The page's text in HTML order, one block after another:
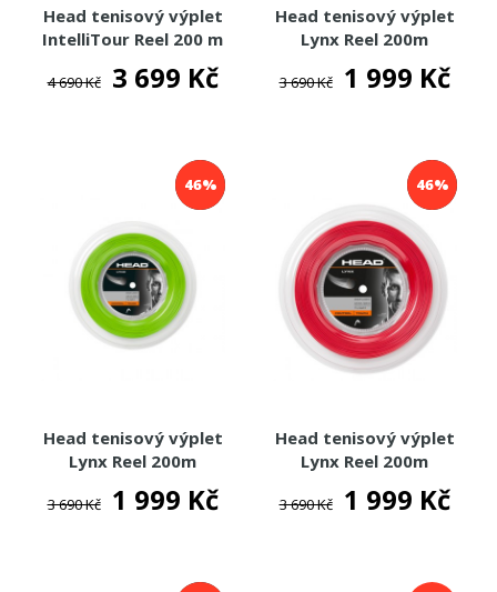
Head tenisový výplet
IntelliTour Reel 200 m
4 690 Kč 3 699 Kč
Head tenisový výplet
Lynx Reel 200m
3 690 Kč 1 999 Kč
46%
Head tenisový výplet
Lynx Reel 200m
3 690 Kč 1 999 Kč
46%
Head tenisový výplet
Lynx Reel 200m
3 690 Kč 1 999 Kč